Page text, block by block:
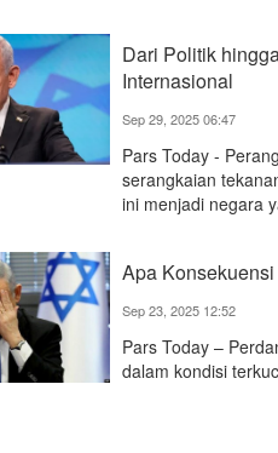
Dari Politik
Internasional
Sep 29, 2025 06:47
Pars Today -
serangkaian
ini menjadi negara
Apa
Sep 23, 2025 12:52
Pars Today –
dalam kondisi